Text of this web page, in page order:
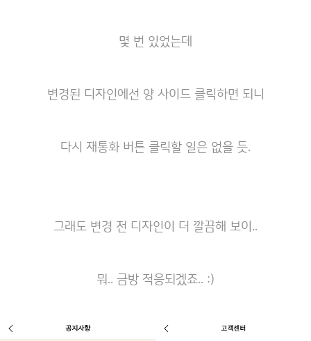
몇 번 있었는데
변경된 디자인에선 양 사이드 클릭하면 되니
다시 재통화 버튼 클릭할 일은 없을 듯.
그래도 변경 전 디자인이 더 깔끔해 보이..
뭐.. 금방 적응되겠죠.. :)